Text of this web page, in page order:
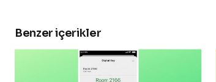
Benzer içerikler